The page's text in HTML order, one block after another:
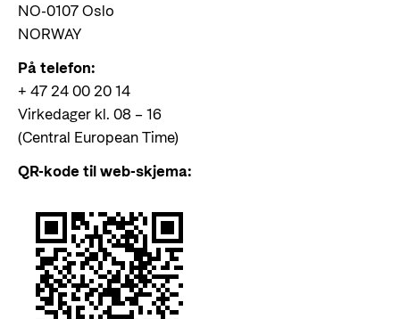
NO-0107 Oslo
NORWAY
På telefon:
+ 47 24 00 20 14
Virkedager kl. 08 – 16
(Central European Time)
QR-kode til web-skjema: